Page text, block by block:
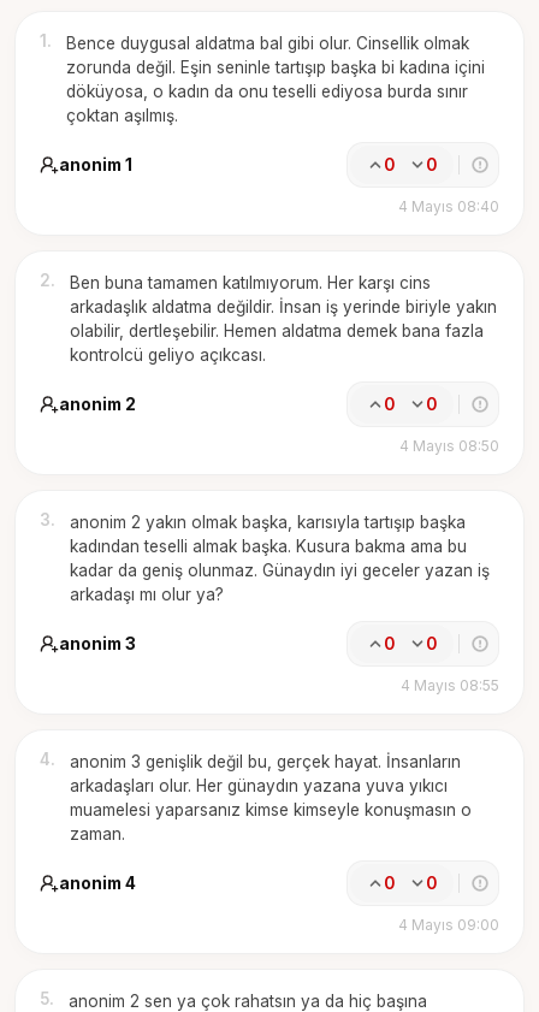
1 .
Bence duygusal aldatma bal gibi olur. Cinsellik olmak
zorunda değil. Eşin seninle tartışıp başka bi kadına içini
döküyosa, o kadın da onu teselli ediyosa burda sınır
çoktan aşılmış.
anonim 1 0 0
4 Mayıs 08:40
2.
Ben buna tamamen katılmıyorum. Her karşı cins
arkadaşlık aldatma değildir. İnsan iş yerinde biriyle yakın
olabilir, dertleşebilir. Hemen aldatma demek bana fazla
kontrolcü geliyo açıkcası.
anonim 2 0 0
4 Mayıs 08:50
3.
anonim 2 yakın olmak başka, karısıyla tartışıp başka
kadından teselli almak başka. Kusura bakma ama bu
kadar da geniş olunmaz. Günaydın iyi geceler yazan iş
arkadaşı mı olur ya?
anonim 3 0 0
4 Mayıs 08:55
4.
anonim 3 genişlik değil bu, gerçek hayat. İnsanların
arkadaşları olur. Her günaydın yazana yuva yıkıcı
muamelesi yaparsanız kimse kimseyle konuşmasın o
zaman.
anonim 4 0 0
4 Mayıs 09:00
5.
anonim 2 sen ya çok rahatsın ya da hiç başına